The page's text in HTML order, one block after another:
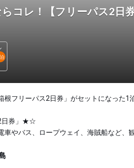
コレ！【フリーパス2日
泊
根フリーパス2日券」がセットになった1
日券」★☆
車やバス、ロープウェイ、海賊船など、